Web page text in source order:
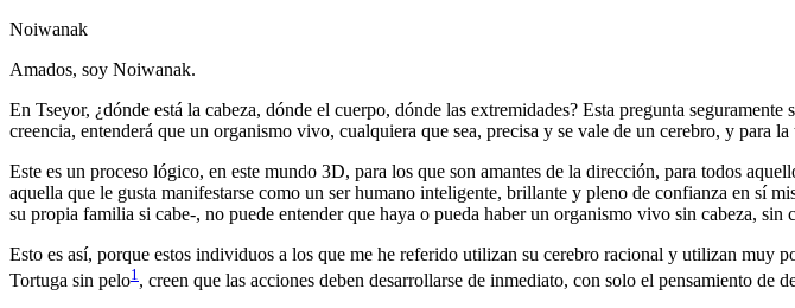
Noiwanak
Amados, soy Noiwanak.
En Tseyor, ¿dónde está la cabeza, dónde el cuerpo, dónde las extremidades? Esta pregunta
creencia, entenderá que un organismo vivo, cualquiera que sea, precisa y se vale de un cerebro, y para
Este es un proceso lógico, en este mundo 3D, para los que son amantes de la dirección, para todos
aquella que le gusta manifestarse como un ser humano inteligente, brillante y pleno de confianza en sí
su propia familia si cabe-, no puede entender que haya o pueda haber un organismo vivo sin cabeza, sin
Esto es así, porque estos individuos a los que me he referido utilizan su cerebro racional y utilizan
Tortuga sin pelo1 , creen que las acciones deben desarrollarse de inmediato, con solo el pensamiento de